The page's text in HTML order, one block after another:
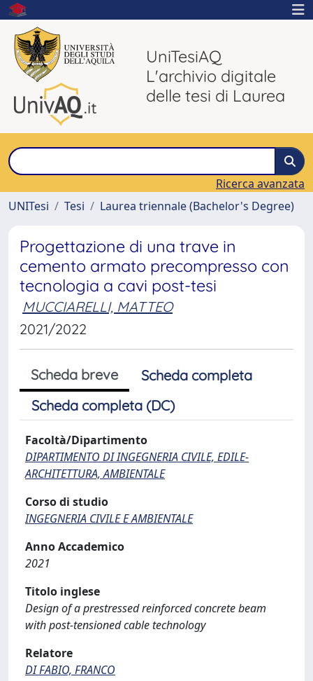
UniTesiAQ
L'archivio digitale
delle tesi di Laurea
Ricerca avanzata
UNITesi
Tesi Laurea triennale (Bachelor's Degree)
Progettazione di una trave in
cemento armato precompresso con
tecnologia a cavi post-tesi
MUCCIARELLI, MATTEO
2021/2022
Scheda breve
Scheda completa
Scheda completa (DC)
Facoltà/Dipartimento
DIPARTIMENTO DI INGEGNERIA CIVILE, EDILE-
ARCHITETTURA, AMBIENTALE
Corso di studio
INGEGNERIA CIVILE E AMBIENTALE
Anno Accademico
2021
Titolo inglese
Design of a prestressed reinforced concrete beam
with post-tensioned cable technology
Relatore
DI FABIO, FRANCO